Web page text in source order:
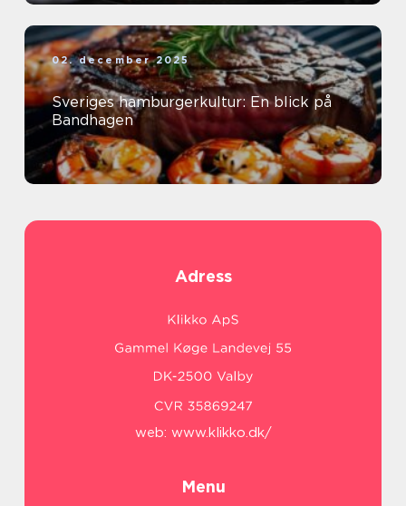
02. december 2025
Sveriges hamburgerkultur: En blick på
Bandhagen
Adress
web: www.klikko.dk/
Menu